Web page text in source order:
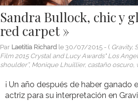
Sandra Bullock, chic y
red carpet »
Par Laetitia Richard le 30/07/2015 - ( Gravity,
Film 2015 Crystal and Lucy Awards" Los
shoulder”, Monique Lhuillier, castaño oscuro,
¡ Un año después de haber ganado
actriz para su interpretación en